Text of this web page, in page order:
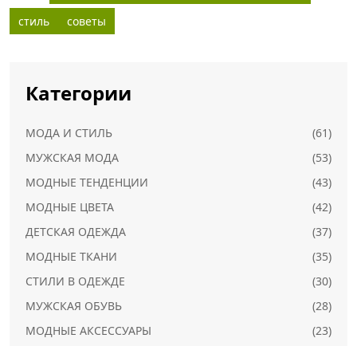
стиль советы
Категории
МОДА И СТИЛЬ
(61)
МУЖСКАЯ МОДА
(53)
МОДНЫЕ ТЕНДЕНЦИИ
(43)
МОДНЫЕ ЦВЕТА
(42)
ДЕТСКАЯ ОДЕЖДА
(37)
МОДНЫЕ ТКАНИ
(35)
СТИЛИ В ОДЕЖДЕ
(30)
МУЖСКАЯ ОБУВЬ
(28)
МОДНЫЕ АКСЕССУАРЫ
(23)